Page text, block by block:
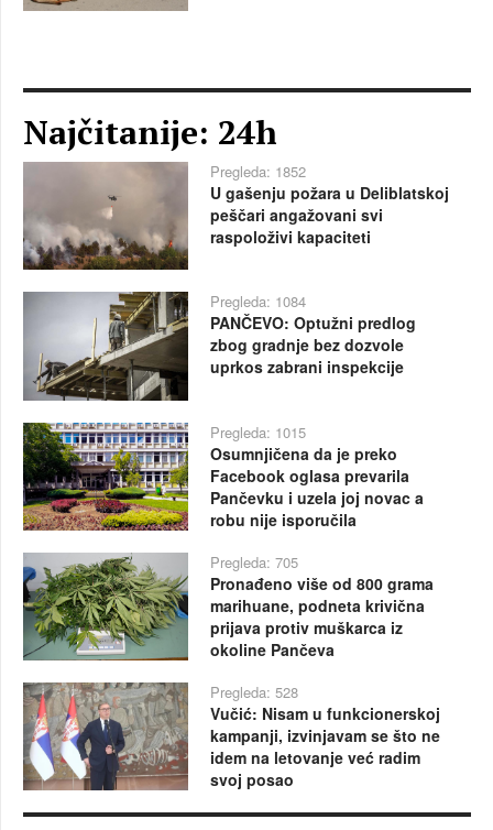
Najčitanije: 24h
Pregleda: 1852
U gašenju požara u Deliblatskoj
peščari angažovani svi
raspoloživi kapaciteti
Pregleda: 1084
PANČEVO: Optužni predlog
zbog gradnje bez dozvole
uprkos zabrani inspekcije
Pregleda: 1015
Osumnjičena da je preko
Facebook oglasa prevarila
Pančevku i uzela joj novac a
robu nije isporučila
Pregleda: 705
Pronađeno više od 800 grama
marihuane, podneta krivična
prijava protiv muškarca iz
okoline Pančeva
Pregleda: 528
Vučić: Nisam u funkcionerskoj
kampanji, izvinjavam se što ne
idem na letovanje već radim
svoj posao